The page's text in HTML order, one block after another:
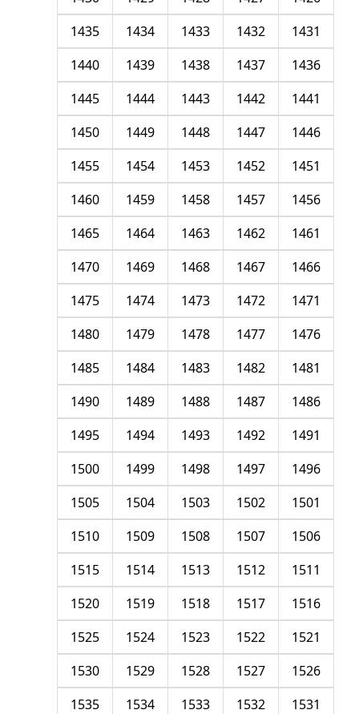
1431
1432
1433
1434
1435
1436
1437
1438
1439
1440
1441
1442
1443
1444
1445
1446
1447
1448
1449
1450
1451
1452
1453
1454
1455
1456
1457
1458
1459
1460
1461
1462
1463
1464
1465
1466
1467
1468
1469
1470
1471
1472
1473
1474
1475
1476
1477
1478
1479
1480
1481
1482
1483
1484
1485
1486
1487
1488
1489
1490
1491
1492
1493
1494
1495
1496
1497
1498
1499
1500
1501
1502
1503
1504
1505
1506
1507
1508
1509
1510
1511
1512
1513
1514
1515
1516
1517
1518
1519
1520
1521
1522
1523
1524
1525
1526
1527
1528
1529
1530
1531
1532
1533
1534
1535